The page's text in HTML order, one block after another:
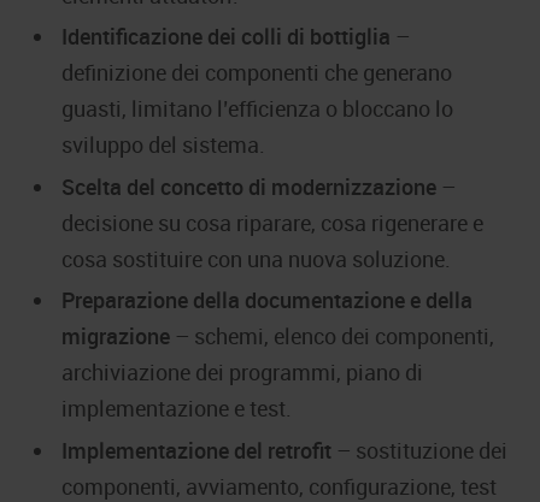
Identificazione dei colli di bottiglia –
definizione dei componenti che generano
guasti, limitano l’efficienza o bloccano lo
sviluppo del sistema.
Scelta del concetto di modernizzazione –
decisione su cosa riparare, cosa rigenerare e
cosa sostituire con una nuova soluzione.
Preparazione della documentazione e della
migrazione – schemi, elenco dei componenti,
archiviazione dei programmi, piano di
implementazione e test.
Implementazione del retrofit – sostituzione dei
componenti, avviamento, configurazione, test